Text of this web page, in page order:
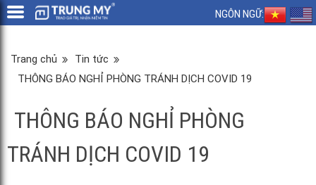
NGÔN NGỮ:
Trang chủ
Tin tức
THÔNG BÁO NGHỈ PHÒNG TRÁNH DỊCH COVID 19
THÔNG BÁO NGHỈ PHÒNG
TRÁNH DỊCH COVID 19